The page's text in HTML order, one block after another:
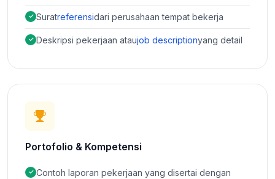
Suratreferensidari perusahaan tempat bekerja
Deskripsi pekerjaan ataujob descriptionyang detail
Portofolio & Kompetensi
Contoh laporan pekerjaan yang disertai dengan